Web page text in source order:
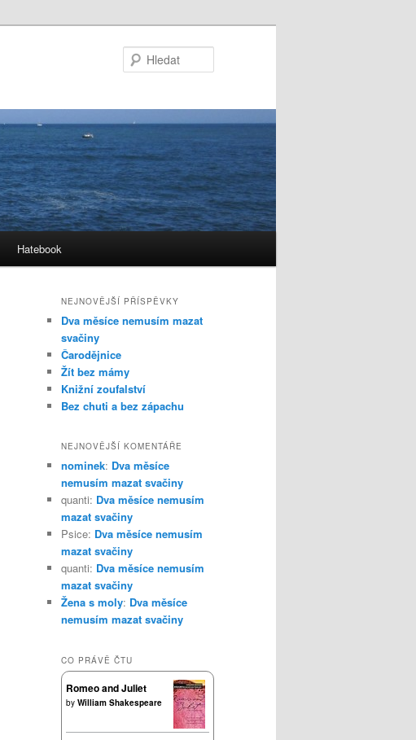
Hatebook
NEJNOVĚJŠÍ PŘÍSPĚVKY
Dva měsíce nemusím mazat
svačiny
Čarodějnice
Žít bez mámy
Knižní zoufalství
Bez chuti a bez zápachu
NEJNOVĚJŠÍ KOMENTÁŘE
nominek: Dva měsíce
nemusím mazat svačiny
quanti: Dva měsíce nemusím
mazat svačiny
Psice: Dva měsíce nemusím
mazat svačiny
quanti: Dva měsíce nemusím
mazat svačiny
Žena s moly: Dva měsíce
nemusím mazat svačiny
CO PRÁVĚ ČTU
Romeo and Juliet
by William Shakespeare